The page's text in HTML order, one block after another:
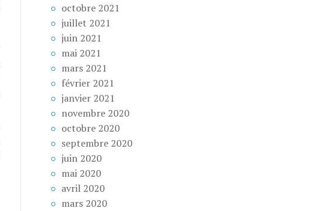
octobre 2021
juillet 2021
juin 2021
mai 2021
mars 2021
février 2021
janvier 2021
novembre 2020
octobre 2020
septembre 2020
juin 2020
mai 2020
avril 2020
mars 2020